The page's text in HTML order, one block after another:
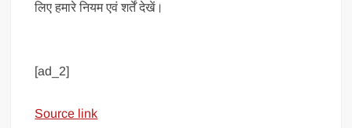
लिए हमारे नियम एवं शर्तें देखें।
[ad_2]
Source link